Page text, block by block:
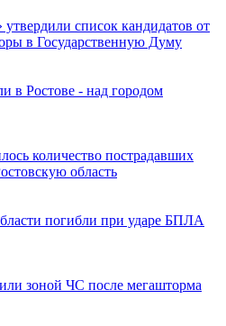
список кандидатов от
в Государственную Думу
в Ростове - над городом
количество пострадавших
область
погибли при ударе БПЛА
зоной ЧС после мегашторма